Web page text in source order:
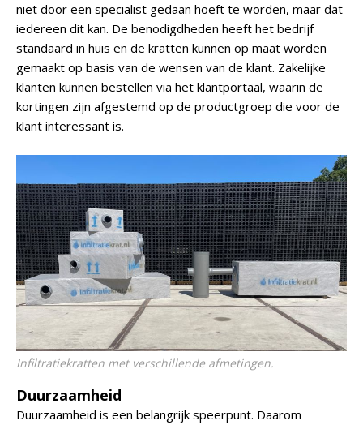
niet door een specialist gedaan hoeft te worden, maar dat
iedereen dit kan. De benodigdheden heeft het bedrijf
standaard in huis en de kratten kunnen op maat worden
gemaakt op basis van de wensen van de klant. Zakelijke
klanten kunnen bestellen via het klantportaal, waarin de
kortingen zijn afgestemd op de productgroep die voor de
klant interessant is.
Infiltratiekratten met verschillende afmetingen.
Duurzaamheid
Duurzaamheid is een belangrijk speerpunt. Daarom